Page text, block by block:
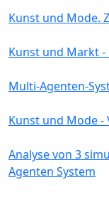
Kunst und Mode.
Kunst und Markt -
Multi-Agenten-
Kunst und Mode
Analyse von 3
Agenten System